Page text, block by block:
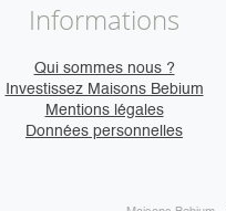
Informations
Qui sommes nous ?
Investissez Maisons Bebium
Mentions légales
Données personnelles